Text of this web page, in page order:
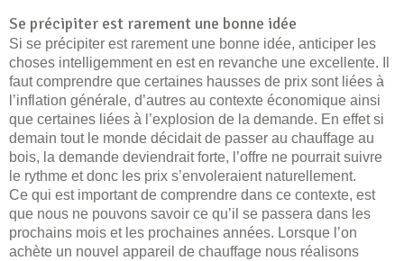
Se précipiter est rarement une bonne idée
Si se précipiter est rarement une bonne idée, anticiper les
choses intelligemment en est en revanche une excellente. Il
faut comprendre que certaines hausses de prix sont liées à
l’inflation générale, d’autres au contexte économique ainsi
que certaines liées à l’explosion de la demande. En effet si
demain tout le monde décidait de passer au chauffage au
bois, la demande deviendrait forte, l’offre ne pourrait suivre
le rythme et donc les prix s’envoleraient naturellement.
Ce qui est important de comprendre dans ce contexte, est
que nous ne pouvons savoir ce qu’il se passera dans les
prochains mois et les prochaines années. Lorsque l’on
achète un nouvel appareil de chauffage nous réalisons